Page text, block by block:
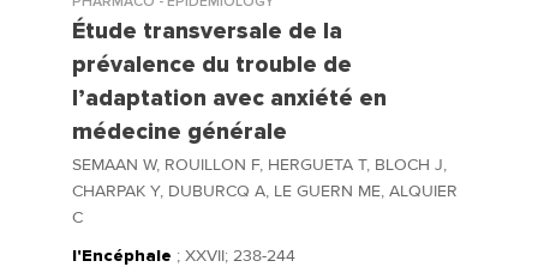
Étude transversale de la
prévalence du trouble de
l’adaptation avec anxiété en
médecine générale
SEMAAN W, ROUILLON F, HERGUETA T, BLOCH J,
CHARPAK Y, DUBURCQ A, LE GUERN ME, ALQUIER
C
l'Encéphale ; XXVII; 238-244